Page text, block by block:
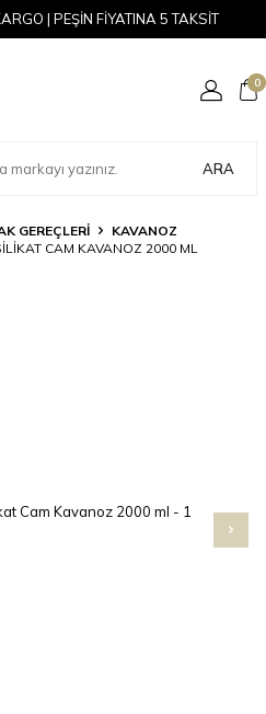
| PEŞİN FİYATINA 5 TAKSİT
ARA
0
GEREÇLERİ
KAVANOZ
CAM KAVANOZ 2000 ML